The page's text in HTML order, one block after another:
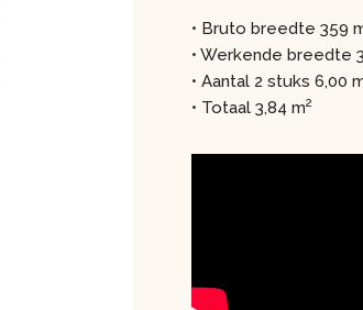
• Bruto breedte 359
• Werkende breedte
• Aantal 2 stuks 6,00
• Totaal 3,84 m2